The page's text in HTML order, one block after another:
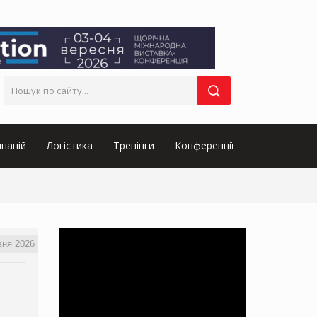
Логістика Тренінги Конференції
2026